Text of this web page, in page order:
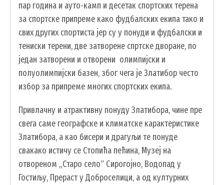
SEARCH
FORM
ПРЕТРАЖИ
пар година и ауто-камп и десетак спортских терена
за спортске припреме како фудбалских екипа тако и
свих других спортиста јер су у понуди и фудбалски и
тениски терени, две затворене спртске дворане, по
један затворени и отворени олимпијски и
полуолимпијски базен, због чега је Златибор често
избор за припреме многих спортских екипа.
Привлачну и атрактивну понуду Златибора, чине пре
свега саме географске и климатске карактеристике
Златибора, а као бисери и драгуљи те понуде
свакако истичу се Стопића пећина, Музеј на
отвореном „Старо село“ Сирогојно, Водопад у
Гостиљу, Прераст у Доброселици, а од културних